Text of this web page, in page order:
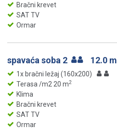
Bračni krevet
SAT TV
Ormar
spavaća soba 2 12.0 m
1x bračni ležaj (160x200)
Terasa /m2 20 m2
Klima
Bračni krevet
SAT TV
Ormar